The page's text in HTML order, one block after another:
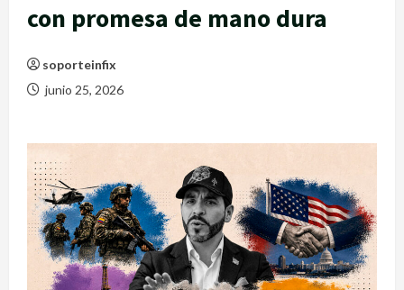
con promesa de mano dura
soporteinfix
junio 25, 2026